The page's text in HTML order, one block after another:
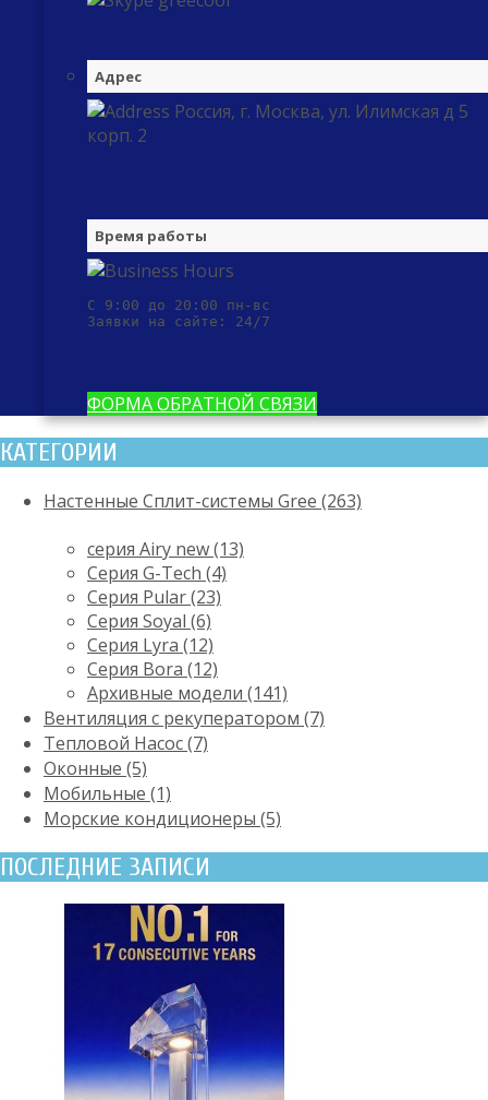
Адрес
Россия, г. Москва, ул. Илимская д 5
корп. 2
Время работы
С 9:00 до 20:00 пн-вс
Заявки на сайте: 24/7
ФОРМА ОБРАТНОЙ СВЯЗИ
КАТЕГОРИИ
Настенные Сплит-системы Gree (263)
серия Airy new (13)
Серия G-Tech (4)
Серия Pular (23)
Cерия Soyal (6)
Серия Lyra (12)
Серия Bora (12)
Архивные модели (141)
Вентиляция с рекуператором (7)
Тепловой Насос (7)
Оконные (5)
Мобильные (1)
Морские кондиционеры (5)
ПОСЛЕДНИЕ ЗАПИСИ